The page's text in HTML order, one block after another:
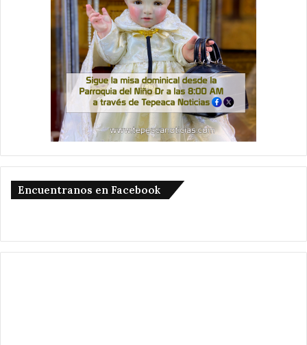
Encuentranos en Facebook